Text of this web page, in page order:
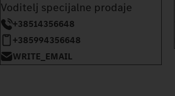
Voditelj specijalne prodaje
+38514356648
+385994356648
WRITE_EMAIL